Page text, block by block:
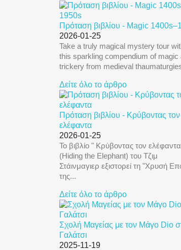
Πρόταση βιβλίου - Magic
2026-01-25
Take a truly magical mystery tour
this sparkling compendium of magic
trickery from medieval
Δείτε όλο το άρθρο
Πρόταση βιβλίου - Κρύβοντας τον
ελέφαντα
2026-01-25
Το βιβλίο " Κρύβοντας τον
(Hiding the Elephant) του Τζιμ
Στάινμαγιερ εξιστορεί τη "Χρυσή
της...
Δείτε όλο το άρθρο
Σχολή Μαγείας με τον Μάγο Dio
Γαλάτσι
2025-11-19